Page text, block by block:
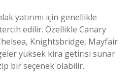
yatırımı için genellikle
edilir. Özellikle Canary
Knightsbridge, Mayfair
yüksek kira getirisi sunar
bir seçenek olabilir.